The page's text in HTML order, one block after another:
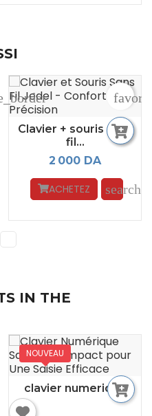
Clavier + souris sans
fil...
2 000 DA
ACHETEZ search
IN THE
clavier numerique
NOUVEAU